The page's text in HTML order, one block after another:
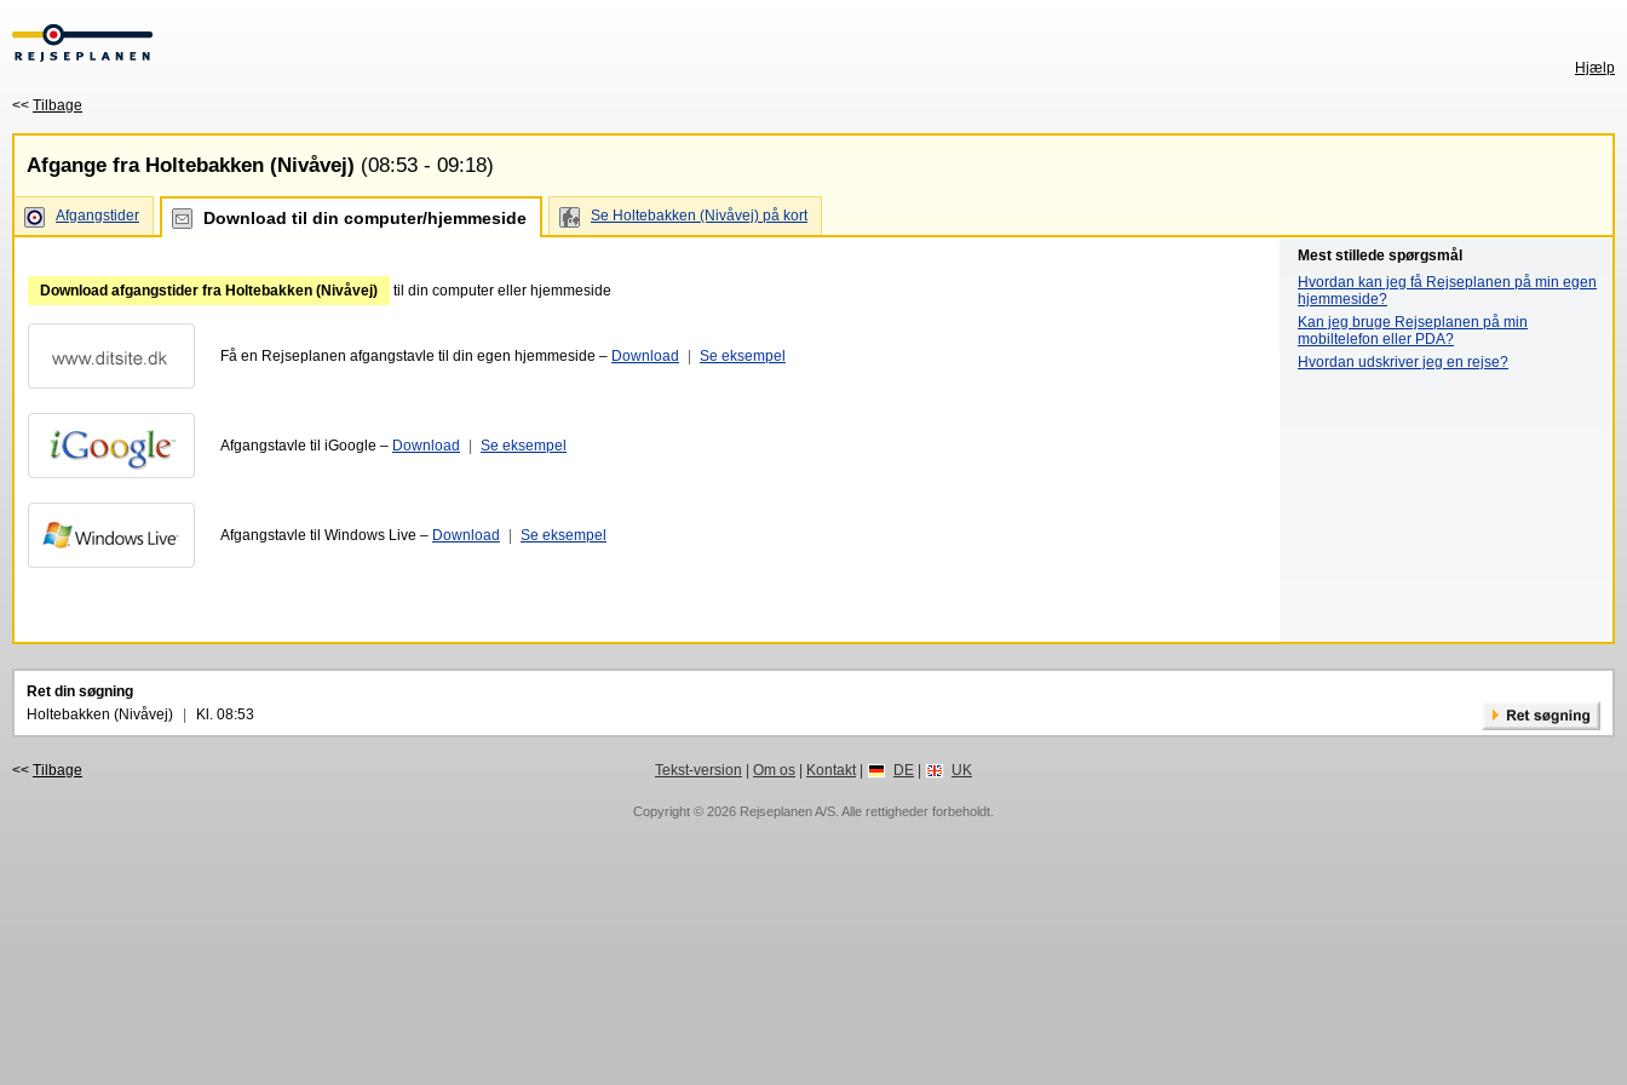
Hjælp
<< Tilbage
Afgange fra Holtebakken (Nivåvej) (08:53 - 09:18)
Afgangstider Download til din computer/hjemmeside Se Holtebakken (Nivåvej) på kort
Download afgangstider fra Holtebakken (Nivåvej) til din computer eller hjemmeside
Få en Rejseplanen afgangstavle til din egen hjemmeside – Download Se eksempel
Afgangstavle til iGoogle – Download Se eksempel
Afgangstavle til Windows Live – Download Se eksempel
Mest stillede spørgsmål
Hvordan kan jeg få Rejseplanen på min egen
hjemmeside?
Kan jeg bruge Rejseplanen på min
mobiltelefon eller PDA?
Hvordan udskriver jeg en rejse?
Ret din søgning
Holtebakken (Nivåvej)
Kl. 08:53
<< Tilbage Tekst-version Om os| Kontakt| DE| UK
Copyright © 2026 Rejseplanen A/S . Alle rettigheder forbeholdt.